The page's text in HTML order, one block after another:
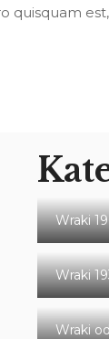
Wraki
Wraki
Wraki